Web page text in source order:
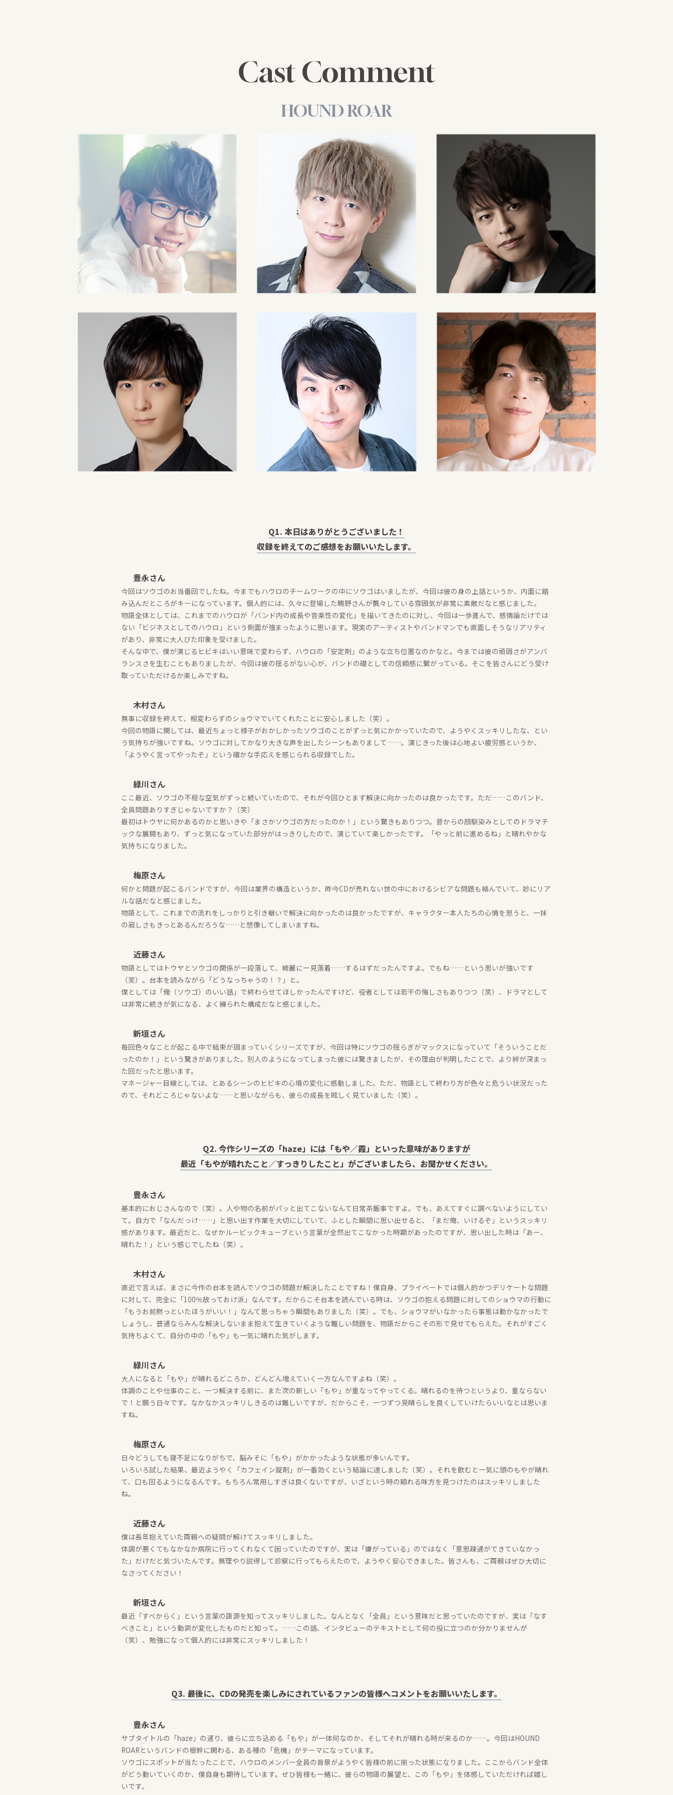
Cast Comment
HOUND ROAR
Q1. 本日はありがとうございました！
収録を終えてのご感想をお願いいたします。
豊永さん
今回はソウゴのお当番回でしたね。今までもハウロのチームワークの中にソウゴはいましたが、今回は彼の身の上話というか、内面に踏
み込んだところがキーになっています。個人的には、久々に登場した鴫野さんが飄々している雰囲気が非常に素敵だなと感じました。
物語全体としては、これまでのハウロが「バンド内の成長や音楽性の変化」を描いてきたのに対し、今回は一歩進んで、感情論だけでは
ない「ビジネスとしてのハウロ」という側面が強まったように思います。現実のアーティストやバンドマンでも直面しそうなリアリティ
があり、非常に大人びた印象を受けました。
そんな中で、僕が演じるヒビキはいい意味で変わらず、ハウロの「安定剤」のような立ち位置なのかなと。今までは彼の頑固さがアンバ
ランスさを生むこともありましたが、今回は彼の揺るがない心が、バンドの礎としての信頼感に繋がっている。そこを皆さんにどう受け
取っていただけるか楽しみですね。
木村さん
無事に収録を終えて、相変わらずのショウマでいてくれたことに安心しました（笑）。
今回の物語に関しては、最近ちょっと様子がおかしかったソウゴのことがずっと気にかかっていたので、ようやくスッキリしたな、とい
う気持ちが強いですね。ソウゴに対してかなり大きな声を出したシーンもありまして……。演じきった後は心地よい疲労感というか、
「ようやく言ってやったぞ」という確かな手応えを感じられる収録でした。
緑川さん
ここ最近、ソウゴの不穏な空気がずっと続いていたので、それが今回ひとまず解決に向かったのは良かったです。ただ……このバンド、
全員問題ありすぎじゃないですか？（笑）
最初はトウヤに何かあるのかと思いきや「まさかソウゴの方だったのか！」という驚きもありつつ。昔からの顔馴染みとしてのドラマチ
ックな展開もあり、ずっと気になっていた部分がはっきりしたので、演じていて楽しかったです。「やっと前に進めるね」と晴れやかな
気持ちになりました。
梅原さん
何かと問題が起こるバンドですが、今回は業界の構造というか、昨今CDが売れない世の中におけるシビアな問題も絡んでいて、妙にリア
ルな話だなと感じました。
物語として、これまでの流れをしっかりと引き継いで解決に向かったのは良かったですが、キャラクター本人たちの心情を思うと、一抹
の寂しさもきっとあるんだろうな……と想像してしまいますね。
近藤さん
物語としてはトウヤとソウゴの関係が一段落して、綺麗に一見落着……するはずだったんですよ。でもね……という思いが強いです
（笑）。台本を読みながら「どうなっちゃうの！？」と。
僕としては「俺（ソウゴ）のいい話」で終わらせてほしかったんですけど、役者としては若干の悔しさもありつつ（笑）、ドラマとして
は非常に続きが気になる、よく練られた構成だなと感じました。
新垣さん
毎回色々なことが起こる中で結束が固まっていくシリーズですが、今回は特にソウゴの揺らぎがマックスになっていて「そういうことだ
ったのか！」という驚きがありました。別人のようになってしまった彼には驚きましたが、その理由が判明したことで、より絆が深まっ
た回だったと思います。
マネージャー目線としては、とあるシーンのヒビキの心境の変化に感動しました。ただ、物語として終わり方が色々と危うい状況だった
ので、それどころじゃないよな……と思いながらも、彼らの成長を眩しく見ていました（笑）。
Q2. 今作シリーズの「haze」には「もや／霞」といった意味がありますが
最近「もやが晴れたこと／すっきりしたこと」がございましたら、お聞かせください。
豊永さん
基本的におじさんなので（笑）。人や物の名前がパッと出てこないなんて日常茶飯事ですよ。でも、あえてすぐに調べないようにしてい
て。自力で「なんだっけ……」と思い出す作業を大切にしていて、ふとした瞬間に思い出せると、「まだ俺、いけるぞ」というスッキリ
感があります。最近だと、なぜかルービックキューブという言葉が全然出てこなかった時期があったのですが、思い出した時は「あー、
晴れた！」という感じでしたね（笑）。
木村さん
直近で言えば、まさに今作の台本を読んでソウゴの問題が解決したことですね！僕自身、プライベートでは個人的かつデリケートな問題
に対して、完全に「100％放っておけ派」なんです。だからこそ台本を読んでいる時は、ソウゴの抱える問題に対してのショウマの行動に
「もうお前黙っといたほうがいい！」なんて思っちゃう瞬間もありました（笑）。でも、ショウマがいなかったら事態は動かなかったで
しょうし、普通ならみんな解決しないまま抱えて生きていくような難しい問題を、物語だからこその形で見せてもらえた。それがすごく
気持ちよくて、自分の中の「もや」も一気に晴れた気がします。
緑川さん
大人になると「もや」が晴れるどころか、どんどん増えていく一方なんですよね（笑）。
体調のことや仕事のこと、一つ解決する前に、また次の新しい「もや」が重なってやってくる。晴れるのを待つというより、重ならない
で！と願う日々です。なかなかスッキリしきるのは難しいですが、だからこそ、一つずつ見晴らしを良くしていけたらいいなとは思いま
すね。
梅原さん
日々どうしても寝不足になりがちで、脳みそに「もや」がかかったような状態が多いんです。
いろいろ試した結果、最近ようやく「カフェイン錠剤」が一番効くという結論に達しました（笑）。それを飲むと一気に頭のもやが晴れ
て、口も回るようになるんです。もちろん常用しすぎは良くないですが、いざという時の頼れる味方を見つけたのはスッキリしました
ね。
近藤さん
僕は長年抱えていた両親への疑問が解けてスッキリしました。
体調が悪くてもなかなか病院に行ってくれなくて困っていたのですが、実は「嫌がっている」のではなく「意思疎通ができていなかっ
た」だけだと気づいたんです。無理やり説得して診察に行ってもらえたので、ようやく安心できました。皆さんも、ご両親はぜひ大切に
なさってください！
新垣さん
最近「すべからく」という言葉の語源を知ってスッキリしました。なんとなく「全員」という意味だと思っていたのですが、実は「なす
べきこと」という動詞が変化したものだと知って。……この話、インタビューのテキストとして何の役に立つのか分かりませんが
（笑）、勉強になって個人的には非常にスッキリしました！
Q3. 最後に、CDの発売を楽しみにされているファンの皆様へコメントをお願いいたします。
豊永さん
サブタイトルの「haze」の通り、彼らに立ち込める「もや」が一体何なのか、そしてそれが晴れる時が来るのか……。今回はHOUND
ROARというバンドの根幹に関わる、ある種の「危機」がテーマになっています。
ソウゴにスポットが当たったことで、ハウロのメンバー全員の背景がようやく皆様の前に揃った状態になりました。ここからバンド全体
がどう動いていくのか、僕自身も期待しています。ぜひ皆様も一緒に、彼らの物語の展望と、この「もや」を体感していただければ嬉し
いです。